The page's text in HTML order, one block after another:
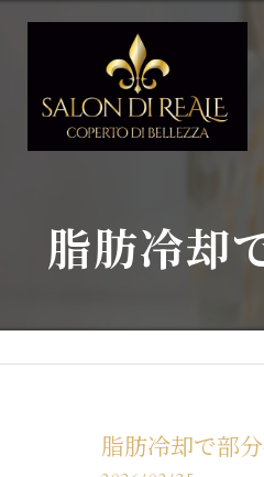
脂肪冷却
脂肪冷却で部